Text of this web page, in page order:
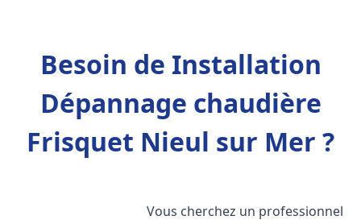
Besoin de Installation
Dépannage chaudière
Frisquet Nieul sur Mer ?
Vous cherchez un professionnel